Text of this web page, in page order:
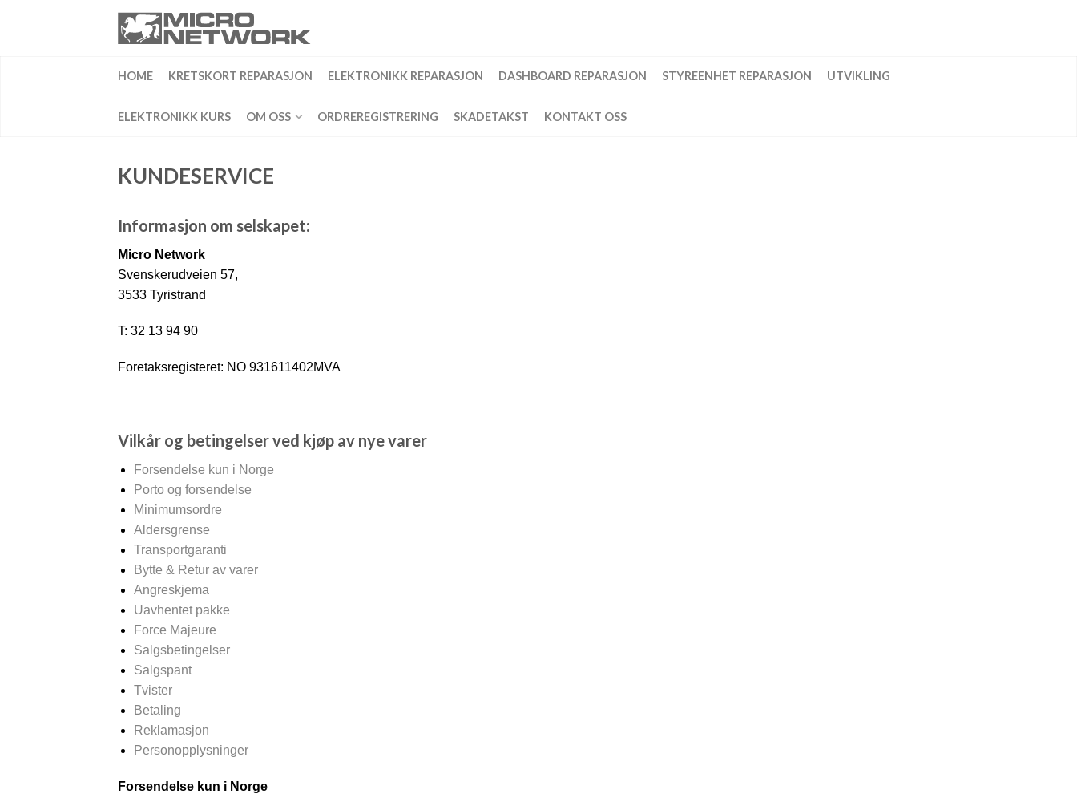
HOME KRETSKORT REPARASJON ELEKTRONIKK REPARASJON DASHBOARD REPARASJON STYREENHET REPARASJON UTVIKLING
ELEKTRONIKK KURS OM OSS ORDREREGISTRERING SKADETAKST KONTAKT OSS
KUNDESERVICE
Informasjon om selskapet:
Micro Network
Svenskerudveien 57,
3533 Tyristrand
T: 32 13 94 90
Foretaksregisteret: NO 931611402MVA
Vilkår og betingelser ved kjøp av nye varer
Forsendelse kun i Norge
Porto og forsendelse
Minimumsordre
Aldersgrense
Transportgaranti
Bytte & Retur av varer
Angreskjema
Uavhentet pakke
Force Majeure
Salgsbetingelser
Salgspant
Tvister
Betaling
Reklamasjon
Personopplysninger
Forsendelse kun i Norge